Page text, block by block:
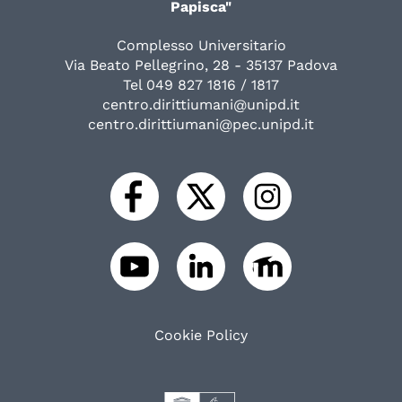
Papisca"
Complesso Universitario
Via Beato Pellegrino, 28 - 35137 Padova
Tel 049 827 1816 / 1817
centro.dirittiumani@unipd.it
centro.dirittiumani@pec.unipd.it
Cookie Policy